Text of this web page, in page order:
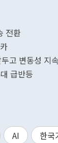
전환
고 변동성 지
급반등
AI 한국